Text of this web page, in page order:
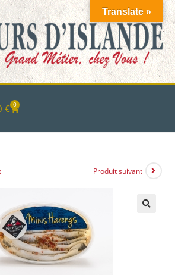
€ 0
Produit suivant
Translate »